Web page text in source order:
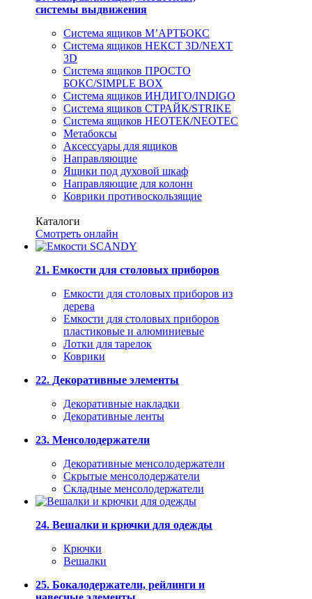
системы выдвижения
Система ящиков М’АРТБОКС
Система ящиков НЕКСТ 3D/NEXT
3D
Система ящиков ПРОСТО
БОКС/SIMPLE BOX
Система ящиков ИНДИГО/INDIGO
Система ящиков СТРАЙК/STRIKE
Система ящиков НЕОТЕК/NEOTEC
Метабоксы
Аксессуары для ящиков
Направляющие
Ящики под духовой шкаф
Направляющие для колонн
Коврики противоскользящие
Каталоги
Смотреть онлайн
21. Емкости для столовых приборов
Емкости для столовых приборов из
дерева
Емкости для столовых приборов
пластиковые и алюминиевые
Лотки для тарелок
Коврики
22. Декоративные элементы
Декоративные накладки
Декоративные ленты
23. Менсолодержатели
Декоративные менсолодержатели
Скрытые менсолодержатели
Складные менсолодержатели
24. Вешалки и крючки для одежды
Крючки
Вешалки
25. Бокалодержатели, рейлинги и